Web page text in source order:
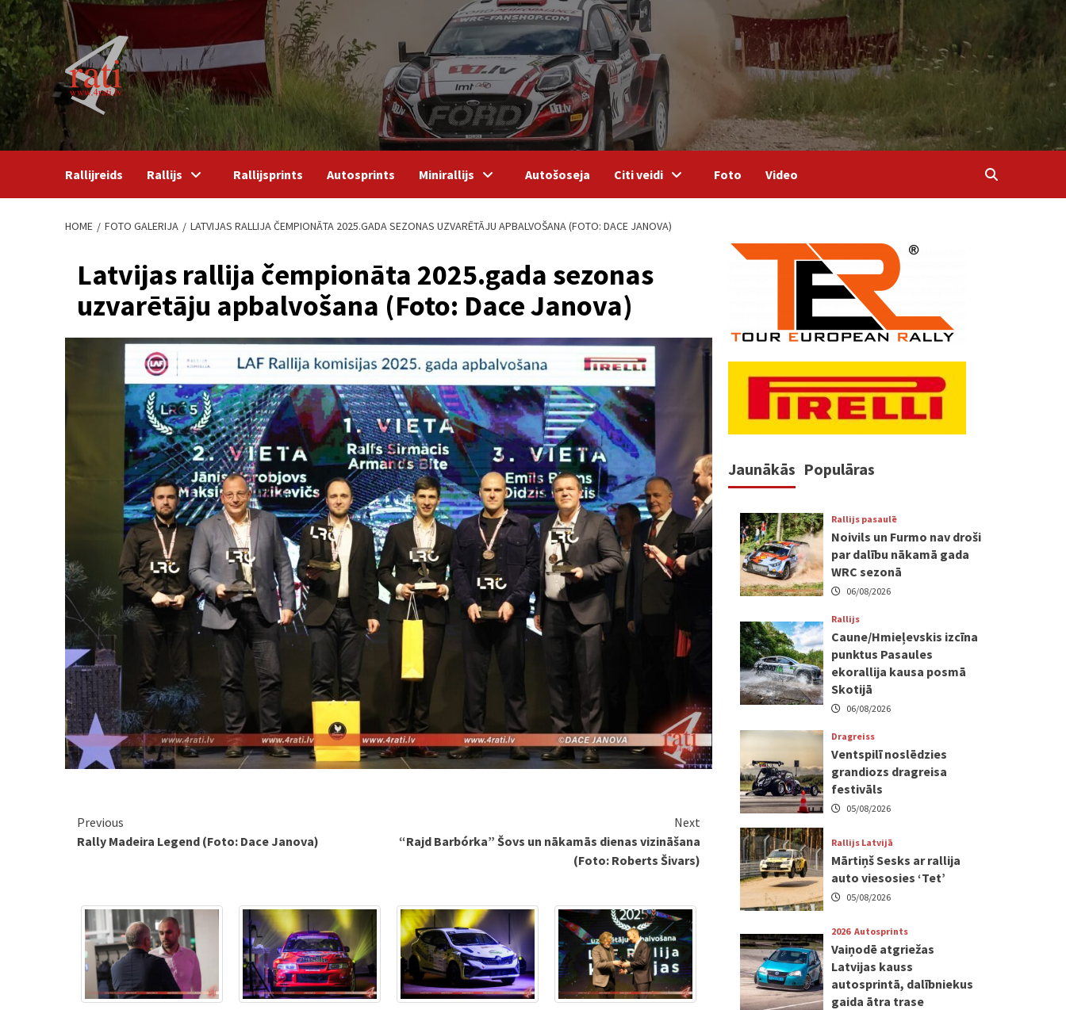
Skip
to
content
Rallijreids Rallijs Rallijsprints Autosprints Minirallijs Autošoseja Citi veidi Foto Video
HOME FOTO GALERIJA LATVIJAS RALLIJA ČEMPIONĀTA 2025.GADA SEZONAS UZVARĒTĀJU APBALVOŠANA (FOTO: DACE JANOVA)
Latvijas rallija čempionāta 2025.gada sezonas
uzvarētāju apbalvošana (Foto: Dace Janova)
Continue
Reading
Previous
Rally Madeira Legend (Foto: Dace Janova)
Next
“Rajd Barbórka” Šovs un nākamās dienas vizināšana
(Foto: Roberts Šivars)
Jaunākās Populāras
Rallijs pasaulē
Noivils un Furmo nav droši
par dalību nākamā gada
WRC sezonā
06/08/2026
Rallijs
Caune/Hmieļevskis izcīna
punktus Pasaules
ekorallija kausa posmā
Skotijā
06/08/2026
Dragreiss
Ventspilī noslēdzies
grandiozs dragreisa
festivāls
05/08/2026
Rallijs Latvijā
Mārtiņš Sesks ar rallija
auto viesosies ‘Tet’
05/08/2026
2026 Autosprints
Vaiņodē atgriežas
Latvijas kauss
autosprintā, dalībniekus
gaida ātra trase